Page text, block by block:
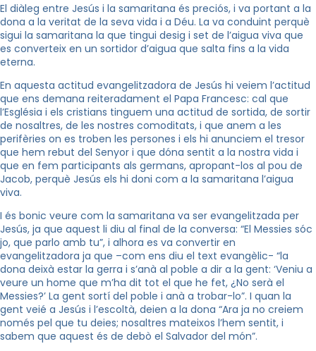
El diàleg entre Jesús i la samaritana és preciós, i va portant a la
dona a la veritat de la seva vida i a Déu. La va conduint perquè
sigui la samaritana la que tingui desig i set de l’aigua viva que
es converteix en un sortidor d’aigua que salta fins a la vida
eterna.
En aquesta actitud evangelitzadora de Jesús hi veiem l’actitud
que ens demana reiteradament el Papa Francesc: cal que
l’Església i els cristians tinguem una actitud de sortida, de sortir
de nosaltres, de les nostres comoditats, i que anem a les
perifèries on es troben les persones i els hi anunciem el tresor
que hem rebut del Senyor i que dóna sentit a la nostra vida i
que en fem participants als germans, apropant-los al pou de
Jacob, perquè Jesús els hi doni com a la samaritana l’aigua
viva.
I és bonic veure com la samaritana va ser evangelitzada per
Jesús, ja que aquest li diu al final de la conversa: “El Messies sóc
jo, que parlo amb tu”, i alhora es va convertir en
evangelitzadora ja que –com ens diu el text evangèlic- “la
dona deixà estar la gerra i s’anà al poble a dir a la gent: ‘Veniu a
veure un home que m’ha dit tot el que he fet, ¿No serà el
Messies?’ La gent sortí del poble i anà a trobar-lo”. I quan la
gent veié a Jesús i l’escoltà, deien a la dona “Ara ja no creiem
només pel que tu deies; nosaltres mateixos l’hem sentit, i
sabem que aquest és de debò el Salvador del món”.